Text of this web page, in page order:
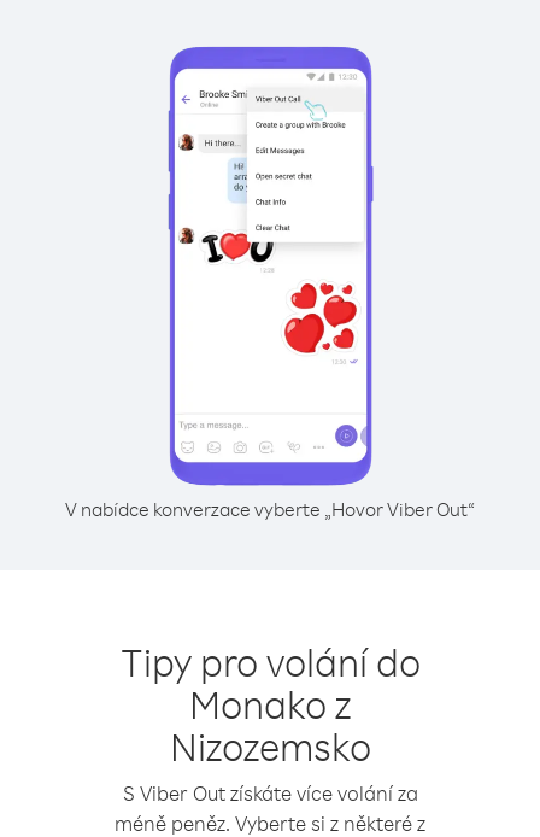
V nabídce konverzace vyberte „Hovor Viber Out“
Tipy pro volání do
Monako z
Nizozemsko
S Viber Out získáte více volání za
méně peněz. Vyberte si z některé z